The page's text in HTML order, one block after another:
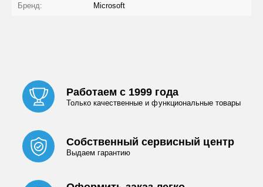
Бренд:
Microsoft
Работаем с 1999 года
Только качественные и функциональные товары
Собственный сервисный центр
Выдаем гарантию